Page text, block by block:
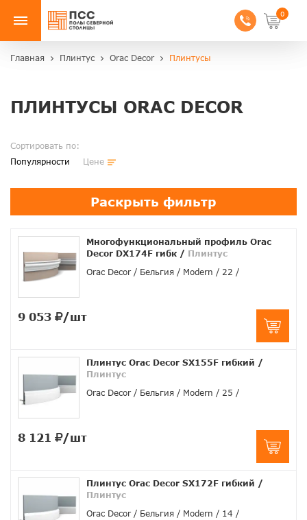
0
Главная Плинтус Orac Decor Плинтусы
ПЛИНТУСЫ ORAC DECOR
Сортировать по:
Популярности
Цене
Раскрыть фильтр
Многофункциональный профиль Orac
Decor DX174F гибк / Плинтус
Orac Decor
Бельгия Modern 22
9 053 /шт
Плинтус Orac Decor SX155F гибкий /
Плинтус
Orac Decor
Бельгия Modern 25
8 121 /шт
Плинтус Orac Decor SX172F гибкий /
Плинтус
Orac Decor
Бельгия Modern 14